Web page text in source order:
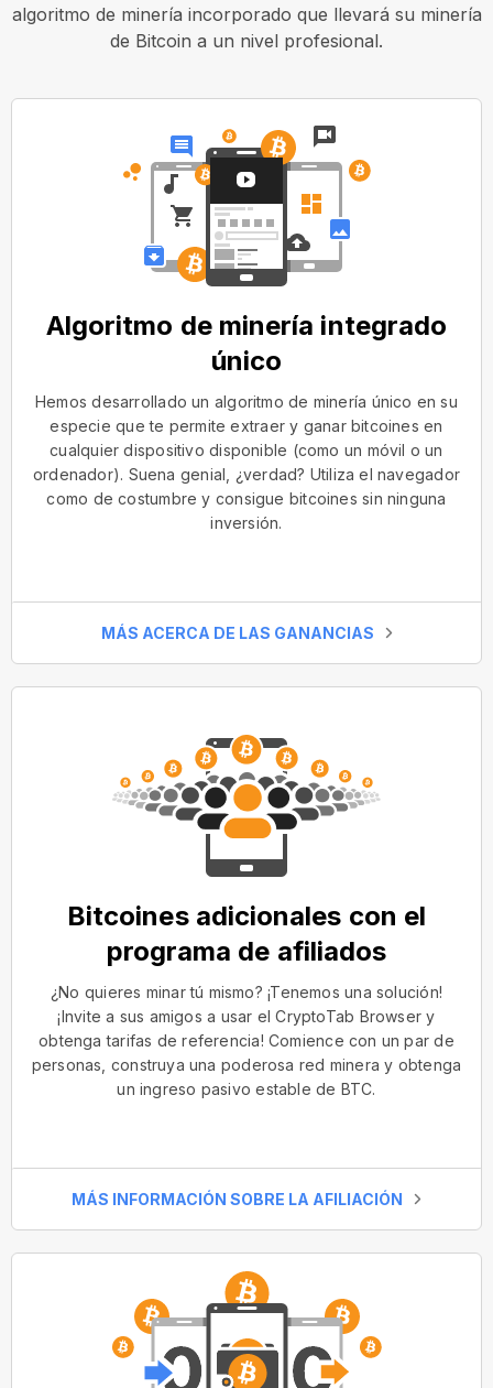
algoritmo de minería incorporado que llevará su minería
de Bitcoin a un nivel profesional.
Algoritmo de minería integrado
único
Hemos desarrollado un algoritmo de minería único en su
especie que te permite extraer y ganar bitcoines en
cualquier dispositivo disponible (como un móvil o un
ordenador). Suena genial, ¿verdad? Utiliza el navegador
como de costumbre y consigue bitcoines sin ninguna
inversión.
MÁS ACERCA DE LAS GANANCIAS
Bitcoines adicionales con el
programa de afiliados
¿No quieres minar tú mismo? ¡Tenemos una solución!
¡Invite a sus amigos a usar el CryptoTab Browser y
obtenga tarifas de referencia! Comience con un par de
personas, construya una poderosa red minera y obtenga
un ingreso pasivo estable de BTC.
MÁS INFORMACIÓN SOBRE LA AFILIACIÓN